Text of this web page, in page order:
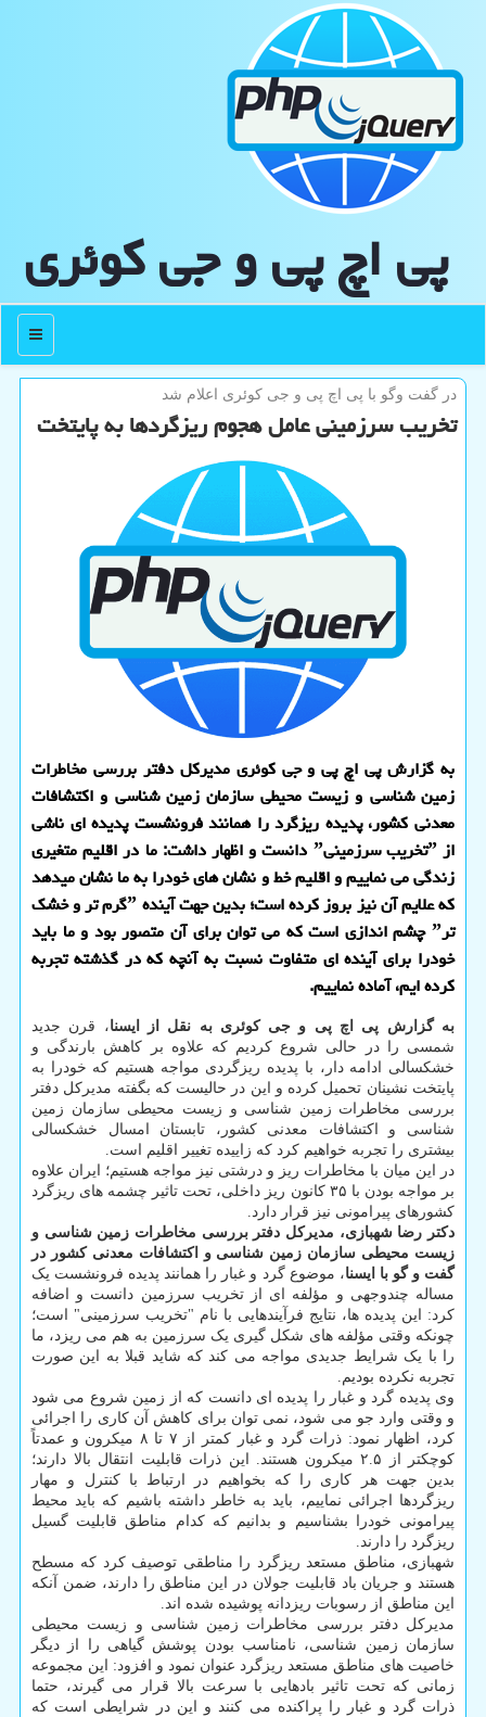
پی اچ پی و جی كوئری
منو
در گفت وگو با پی اچ پی و جی كوئری اعلام شد
تخریب سرزمینی عامل هجوم ریزگردها به پایتخت
به گزارش پی اچ پی و جی کوئری مدیرکل دفتر بررسی مخاطرات
زمین شناسی و زیست محیطی سازمان زمین شناسی و اکتشافات
معدنی کشور، پدیده ریزگرد را همانند فرونشست پدیده ای ناشی
از ˮتخریب سرزمینیˮ دانست و اظهار داشت: ما در اقلیم متغیری
زندگی می نماییم و اقلیم خط و نشان های خودرا به ما نشان میدهد
که علایم آن نیز بروز کرده است؛ بدین جهت آینده ˮگرم تر و خشک
ترˮ چشم اندازی است که می توان برای آن متصور بود و ما باید
خودرا برای آینده ای متفاوت نسبت به آنچه که در گذشته تجربه
کرده ایم، آماده نماییم.
به گزارش پی اچ پی و جی کوئری به نقل از ایسنا، قرن جدید
شمسی را در حالی شروع کردیم که علاوه بر کاهش بارندگی و
خشکسالی ادامه دار، با پدیده ریزگردی مواجه هستیم که خودرا به
پایتخت نشینان تحمیل کرده و این در حالیست که بگفته مدیرکل دفتر
بررسی مخاطرات زمین شناسی و زیست محیطی سازمان زمین
شناسی و اکتشافات معدنی کشور، تابستان امسال خشکسالی
بیشتری را تجربه خواهیم کرد که زاییده تغییر اقلیم است.
در این میان با مخاطرات ریز و درشتی نیز مواجه هستیم؛ ایران علاوه
بر مواجه بودن با ۳۵ کانون ریز داخلی، تحت تاثیر چشمه های ریزگرد
کشورهای پیرامونی نیز قرار دارد.
دکتر رضا شهبازی، مدیرکل دفتر بررسی مخاطرات زمین شناسی و
زیست محیطی سازمان زمین شناسی و اکتشافات معدنی کشور در
گفت و گو با ایسنا، موضوع گرد و غبار را همانند پدیده فرونشست یک
مساله چندوجهی و مؤلفه ای از تخریب سرزمین دانست و اضافه
کرد: این پدیده ها، نتایج فرآیندهایی با نام "تخریب سرزمینی" است؛
چونکه وقتی مؤلفه های شکل گیری یک سرزمین به هم می ریزد، ما
را با یک شرایط جدیدی مواجه می کند که شاید قبلا به این صورت
تجربه نکرده بودیم.
وی پدیده گرد و غبار را پدیده ای دانست که از زمین شروع می شود
و وقتی وارد جو می شود، نمی توان برای کاهش آن کاری را اجرائی
کرد، اظهار نمود: ذرات گرد و غبار کمتر از ۷ تا ۸ میکرون و عمدتاً
کوچکتر از ۲.۵ میکرون هستند. این ذرات قابلیت انتقال بالا دارند؛
بدین جهت هر کاری را که بخواهیم در ارتباط با کنترل و مهار
ریزگردها اجرائی نماییم، باید به خاطر داشته باشیم که باید محیط
پیرامونی خودرا بشناسیم و بدانیم که کدام مناطق قابلیت گسیل
ریزگرد را دارند.
شهبازی، مناطق مستعد ریزگرد را مناطقی توصیف کرد که مسطح
هستند و جریان باد قابلیت جولان در این مناطق را دارند، ضمن آنکه
این مناطق از رسوبات ریزدانه پوشیده شده اند.
مدیرکل دفتر بررسی مخاطرات زمین شناسی و زیست محیطی
سازمان زمین شناسی، نامناسب بودن پوشش گیاهی را از دیگر
خاصیت های مناطق مستعد ریزگرد عنوان نمود و افزود: این مجموعه
زمانی که تحت تاثیر بادهایی با سرعت بالا قرار می گیرند، حتما
ذرات گرد و غبار را پراکنده می کنند و این در شرایطی است که